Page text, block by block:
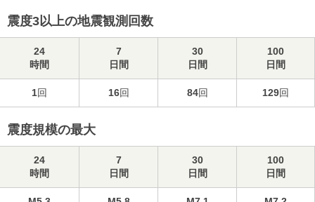
震度3以上の地震観測回数
24
時間
7
日間
30
日間
100
日間
1回 16回 84回 129回
震度規模の最大
24
時間
7
日間
30
日間
100
日間